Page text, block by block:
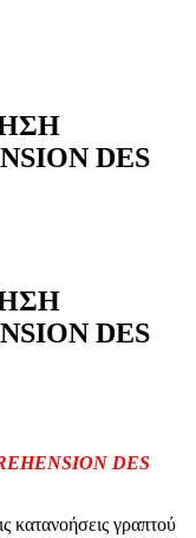
DES
DES
DES
κατανοήσεις γραπτού